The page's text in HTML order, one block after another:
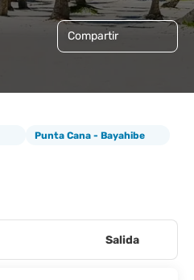
Compartir
Punta Cana - Bayahibe
Salida